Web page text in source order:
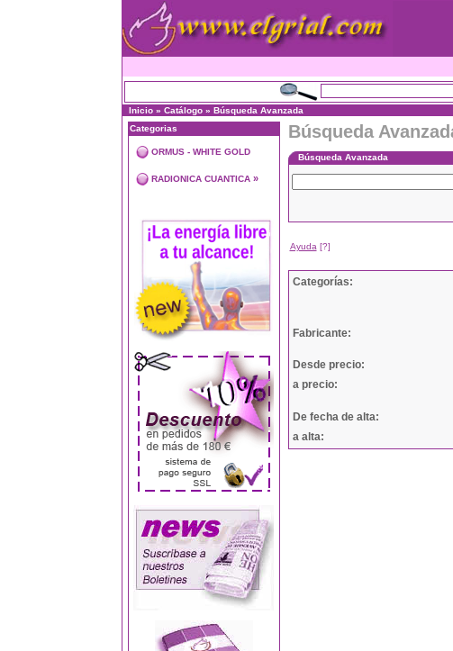
Inicio» Catálogo» Búsqueda Avanzada
Categorias
ORMUS - WHITE GOLD
RADIONICA CUANTICA»
Búsqueda
Búsqueda Avanzada
Ayuda [?]
Categorías:
Fabricante:
Desde precio:
a precio:
De fecha de alta:
a alta: